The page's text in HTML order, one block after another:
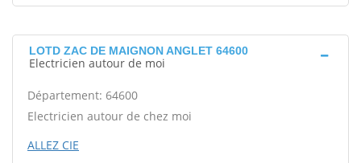
LOTD ZAC DE MAIGNON ANGLET 64600
Electricien autour de moi
Département: 64600
Electricien autour de chez moi
ALLEZ CIE